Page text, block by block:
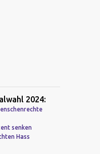
2024:
senken
Hass